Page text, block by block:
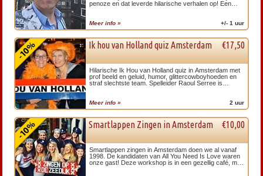
penoze en dat leverde hilarische verhalen op! Een
Meer info » +/- 1 uur
Ik hou van Holland quiz Amsterdam €17,50
Hilarische Ik Hou van Holland quiz in Amsterdam met
prof beeld en geluid, humor, glittercowboyhoeden en
straf slechtste team. Spelleider Raoul Serree is
Meer info » 2 uur
Smartlappen Zingen in Amsterdam €10,00
Smartlappen zingen in Amsterdam doen we al vanaf
1998. De kandidaten van All You Need Is Love waren
onze gast! Deze workshop is in een gezellig café, met